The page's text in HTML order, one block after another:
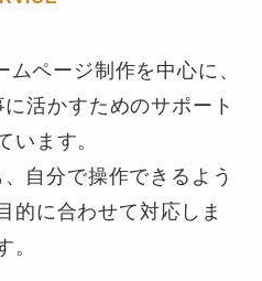
ページ制作を中心に、
活かすためのサポート
います。
自分で操作できるよう
的に合わせて対応しま
。